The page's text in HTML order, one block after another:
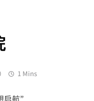
1 Mins